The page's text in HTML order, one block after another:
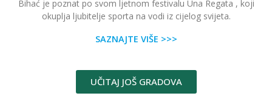
Bihać je poznat po svom ljetnom festivalu Una Regata , koji
okuplja ljubitelje sporta na vodi iz cijelog svijeta.
SAZNAJTE VIŠE >>>
UČITAJ JOŠ GRADOVA